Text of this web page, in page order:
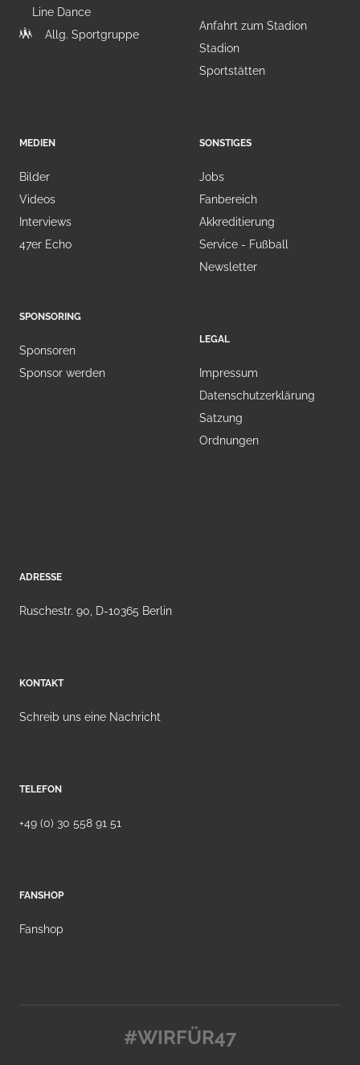
Line Dance
Allg. Sportgruppe
Anfahrt zum Stadion
Stadion
Sportstätten
MEDIEN
Bilder
Videos
Interviews
47er Echo
SPONSORING
Sponsoren
Sponsor werden
SONSTIGES
Jobs
Fanbereich
Akkreditierung
Service - Fußball
Newsletter
LEGAL
Impressum
Datenschutzerklärung
Satzung
Ordnungen
ADRESSE
Ruschestr. 90, D-10365 Berlin
KONTAKT
Schreib uns eine Nachricht
TELEFON
+49 (0) 30 558 91 51
FANSHOP
Fanshop
#WIRFÜR47